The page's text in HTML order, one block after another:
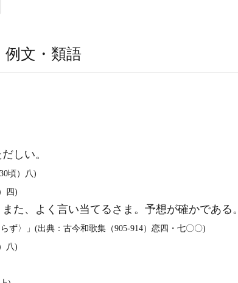
例文・類語
しい。
頃）八)
四)
た、よく言い当てるさま。予想が確かである。
〉」(出典：古今和歌集（905‐914）恋四・七〇〇)
八)